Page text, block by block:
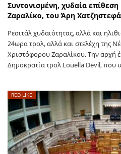
Συντονισμένη, χυδαία
Ζαραλίκο, του Άρη
Ρεσιτάλ χυδαιότητας, αλλά και
24ωρα τρολ, αλλά και στελέχη της
Χριστόφορου Ζαραλίκου. Την αρχή
Δημοκρατία τρολ Louella Devil, που
RED LIKE